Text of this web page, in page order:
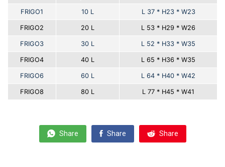
FRIGO1 10 L L 37 * H23 * W23
FRIGO2 20 L L 53 * H29 * W26
FRIGO3 30 L L 52 * H33 * W35
FRIGO4 40 L L 65 * H36 * W35
FRIGO6 60 L L 64 * H40 * W42
FRIGO8 80 L L 77 * H45 * W41
Share Share Share